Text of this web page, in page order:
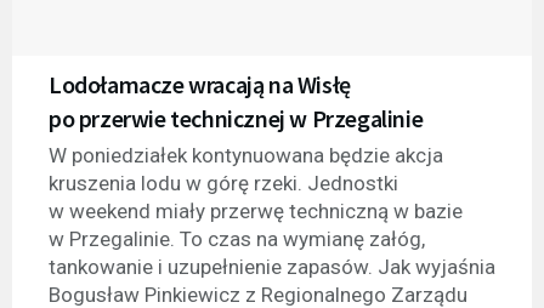
Lodołamacze wracają na Wisłę
po przerwie technicznej w Przegalinie
W poniedziałek kontynuowana będzie akcja
kruszenia lodu w górę rzeki. Jednostki
w weekend miały przerwę techniczną w bazie
w Przegalinie. To czas na wymianę załóg,
tankowanie i uzupełnienie zapasów. Jak wyjaśnia
Bogusław Pinkiewicz z Regionalnego Zarządu